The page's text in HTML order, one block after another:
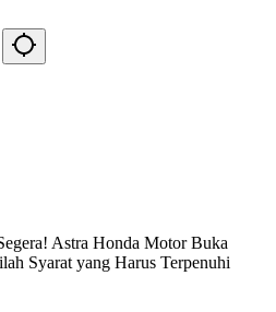
Astra Honda Motor Buka
Syarat yang Harus Terpenuhi